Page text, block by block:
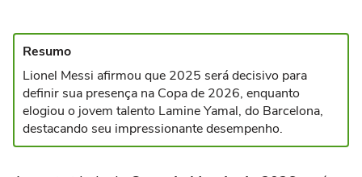
Resumo
Lionel Messi afirmou que 2025 será decisivo para
definir sua presença na Copa de 2026, enquanto
elogiou o jovem talento Lamine Yamal, do Barcelona,
destacando seu impressionante desempenho.